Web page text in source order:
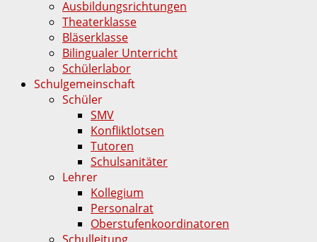
Ausbildungsrichtungen
Theaterklasse
Bläserklasse
Bilingualer Unterricht
Schülerlabor
Schulgemeinschaft
Schüler
SMV
Konfliktlotsen
Tutoren
Schulsanitäter
Lehrer
Kollegium
Personalrat
Oberstufenkoordinatoren